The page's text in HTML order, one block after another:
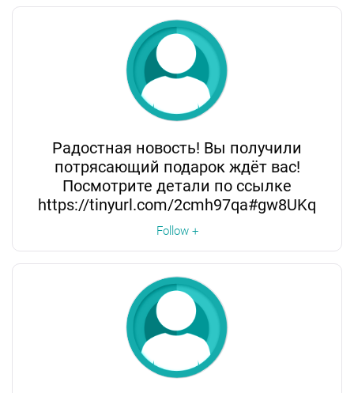
Радостная новость! Вы получили
потрясающий подарок ждёт вас!
Посмотрите детали по ссылке
https://tinyurl.com/2cmh97qa#gw8UKq
Follow +